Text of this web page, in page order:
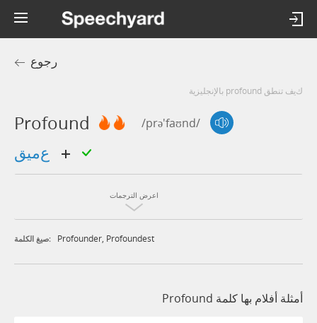
رجوع
كيف تنطق profound بالإنجليزية
Profound /prə'faʊnd/
اعرض الترجمات
صيغ الكلمة: Profounder, Profoundest
أمثلة أفلام بها كلمة Profound